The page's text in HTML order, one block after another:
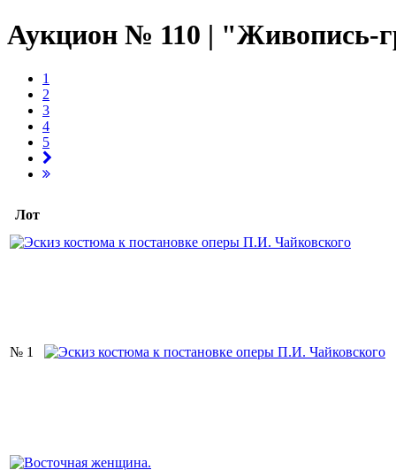
Аукцион № 110 | "Живопись-
1
2
3
4
5
Лот
№ 1